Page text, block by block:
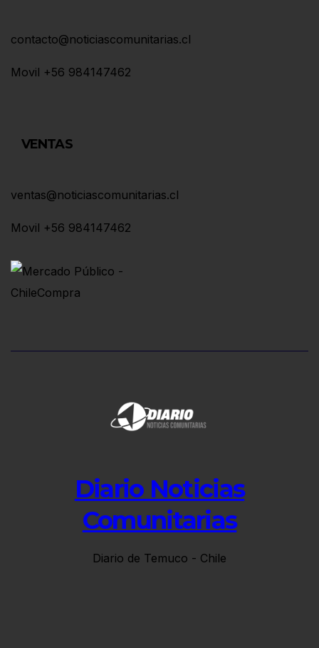
contacto@noticiascomunitarias.cl
Movil +56 984147462
VENTAS
ventas@noticiascomunitarias.cl
Movil +56 984147462
Diario Noticias
Comunitarias
Diario de Temuco - Chile